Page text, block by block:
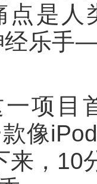
点是
经乐手
项目
像
来，10